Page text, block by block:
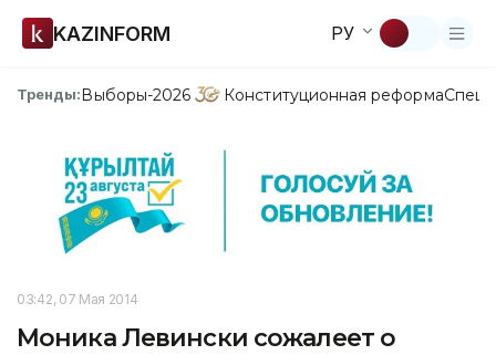
KAZINFORM РУ
Тренды:Выборы-2026 Конституционная реформа
03:42, 07 Мая 2014
Моника Левински сожалеет о